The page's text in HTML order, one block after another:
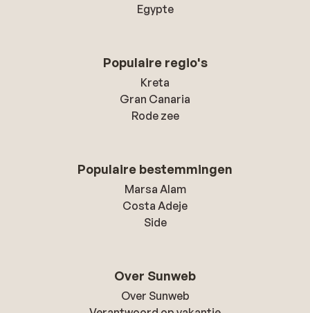
Egypte
Populaire regio's
Kreta
Gran Canaria
Rode zee
Populaire bestemmingen
Marsa Alam
Costa Adeje
Side
Over Sunweb
Over Sunweb